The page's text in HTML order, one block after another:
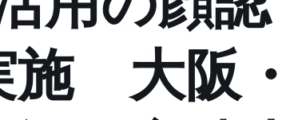
施 大阪・